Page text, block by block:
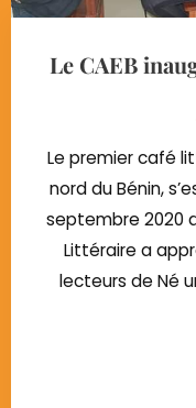
Le CAEB
Le premier café
nord du Bénin,
septembre 2020
Littéraire a
lecteurs de Né